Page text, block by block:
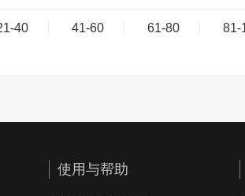
40 41-60 61-80 81-
使用与帮助